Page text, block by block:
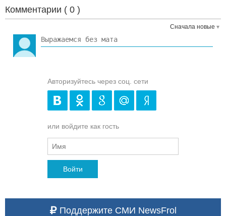
Комментарии ( 0 )
Сначала новые
Авторизуйтесь через соц. сети
или войдите как гость
Войти
Поддержите СМИ NewsFrol